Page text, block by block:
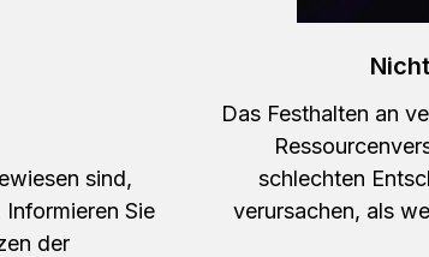
sind,
Sie
der
Das Festhalten an
schlechten
verursachen, als